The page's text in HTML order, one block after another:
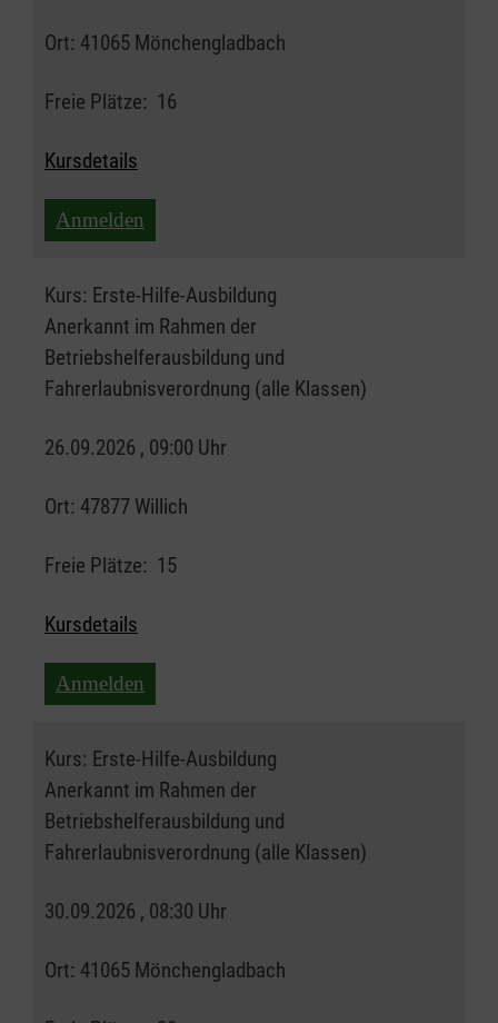
Ort: 41065 Mönchengladbach
Freie Plätze: 16
Kursdetails
Anmelden
Kurs: Erste-Hilfe-Ausbildung
Anerkannt im Rahmen der
Betriebshelferausbildung und
Fahrerlaubnisverordnung (alle Klassen)
26.09.2026 , 09:00 Uhr
Ort: 47877 Willich
Freie Plätze: 15
Kursdetails
Anmelden
Kurs: Erste-Hilfe-Ausbildung
Anerkannt im Rahmen der
Betriebshelferausbildung und
Fahrerlaubnisverordnung (alle Klassen)
30.09.2026 , 08:30 Uhr
Ort: 41065 Mönchengladbach